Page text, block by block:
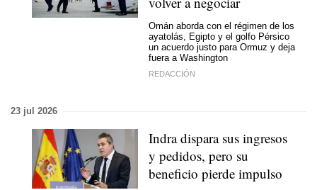
Omán aborda con el régimen de los
ayatolás, Egipto y el golfo Pérsico
un acuerdo justo para Ormuz y deja
fuera a Washington
REDACCIÓN
23 jul 2026
Indra dispara sus ingresos
y pedidos, pero su
beneficio pierde impulso